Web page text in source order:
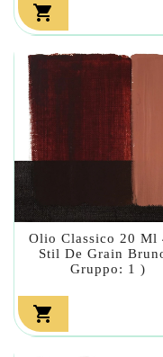

Olio Classico 20 Ml
Stil De Grain
Gruppo: 1 )
